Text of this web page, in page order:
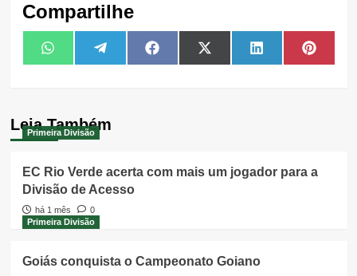
Compartilhe
Share
on
WhatsAppShare
on
TelegramShare
on
FacebookShare
on
X
(Twitter)
Share
on
LinkedIn Share
on
Leia Também
Primeira Divisão
EC Rio Verde acerta com mais um jogador para a
Divisão de Acesso
há 1 mês
0
Primeira Divisão
Goiás conquista o Campeonato Goiano